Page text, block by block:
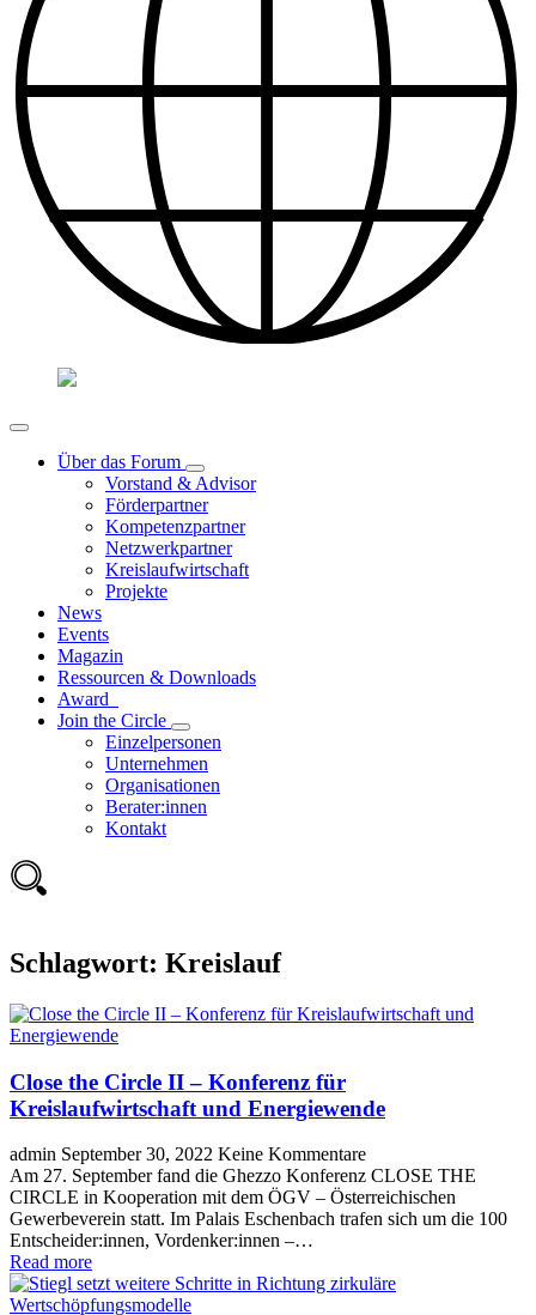
Über das Forum
Vorstand & Advisor
Förderpartner
Kompetenzpartner
Netzwerkpartner
Kreislaufwirtschaft
Projekte
News
Events
Magazin
Ressourcen & Downloads
Award
Join the Circle
Einzelpersonen
Unternehmen
Organisationen
Berater:innen
Kontakt
Schlagwort: Kreislauf
Close the Circle II – Konferenz für
Kreislaufwirtschaft und Energiewende
admin September 30, 2022 Keine Kommentare
Am 27. September fand die Ghezzo Konferenz CLOSE THE
CIRCLE in Kooperation mit dem ÖGV – Österreichischen
Gewerbeverein statt. Im Palais Eschenbach trafen sich um die 100
Entscheider:innen, Vordenker:innen –…
Read more